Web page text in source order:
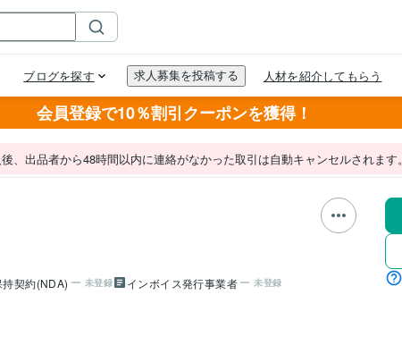
会員登録で10％割引クーポンを獲得！
、出品者から48時間以内に連絡がなかった取引は自動キャンセルされます。
契約(NDA) 未登録 インボイス発行事業者 未登録